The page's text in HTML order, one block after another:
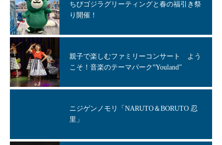
ちびゴジラグリーティングと春の福引き祭
り開催！
親子で楽しむファミリーコンサート よう
こそ！音楽のテーマパーク‟Youland”
ニジゲンノモリ「NARUTO＆BORUTO 忍
里」